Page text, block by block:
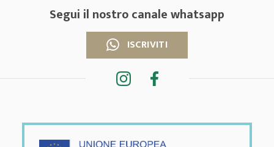
Segui il nostro canale whatsapp
ISCRIVITI